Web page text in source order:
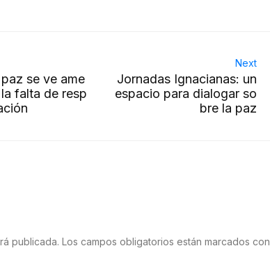
se ve ame
falta de resp
Next
Jornadas Ignacianas: un
espacio para dialogar so
bre la paz
publicada. Los campos obligatorios están marcados con